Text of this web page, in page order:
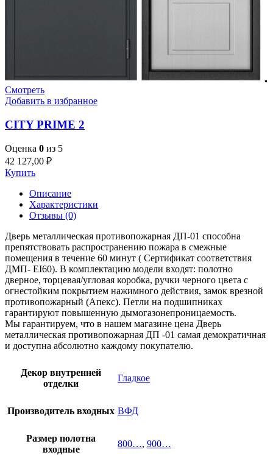
Смотреть
Добавить в избранное
CITY PRIME 2
Оценка 0 из 5
42 127,00 ₽
Купить
Описание
Характеристики
Отзывы (0)
Дверь металлическая противопожарная ДП-01 способна
препятствовать распространению пожара в смежные
помещения в течение 60 минут ( Сертификат соответствия
ДМП- EI60). В комплектацию модели входят: полотно
дверное, торцевая/угловая коробка, ручки черного цвета с
огнестойким покрытием нажимного действия, замок врезной
противопожарный (Апекс). Петли на подшипниках
гарантируют повышенную дымогазонепроницаемость.
Мы гарантируем, что в нашем магазине цена Дверь
металлическая противопожарная ДП -01 самая демократичная
и доступна абсолютно каждому покупателю.
Декор внутренней
отделки
Гладкое
Производитель входных ВФД
Размер полотна
входные
800…, 900…